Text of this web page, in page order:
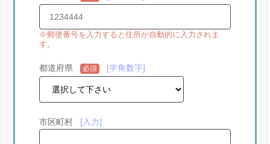
※郵便番号を入力すると住所が自動的に入力されま
す。
都道府県 必須 半角数字
市区町村 入力